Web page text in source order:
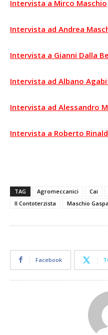
Intervista a Mirco Maschio
Intervista ad Andrea
Intervista a Gianni Dalla
Intervista ad Albano
Intervista ad Alessandro
Intervista a Roberto
TAG Agromeccanici Cai
Il Contoterzista
Maschio
Facebook